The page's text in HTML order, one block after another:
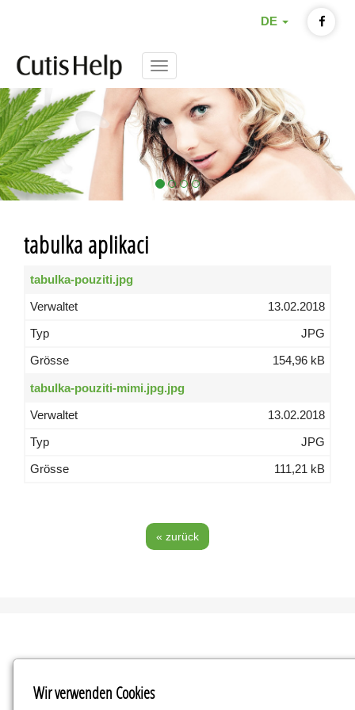
DE
Menu
tabulka aplikaci
tabulka-pouziti.jpg
13.02.2018
JPG
154,96 kB
tabulka-pouziti-mimi.jpg.jpg
13.02.2018
JPG
111,21 kB
« zurück
Wir verwenden Cookies